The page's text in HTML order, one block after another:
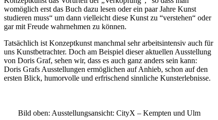
Buchtipps von Prof. Uli Rothfuss
womöglich erst das Buch dazu lesen oder ein paar Jahre Kunst
studieren muss“ um dann vielleicht diese Kunst zu “verstehen“ oder
gar mit Freude wahrnehmen zu können.
Tatsächlich ist Konzeptkunst manchmal sehr arbeitsintensiv auch für
uns Kunstbetrachter. Doch am Beispiel dieser aktuellen Ausstellung
von Doris Graf, sehen wir, dass es auch ganz anders sein kann:
Doris Grafs Ausstellungen ermöglichen auf Anhieb, schon auf den
ersten Blick, humorvolle und erfrischend sinnliche Kunsterlebnisse.
Bild oben: Ausstellungsansicht: CityX – Kempten und Ulm